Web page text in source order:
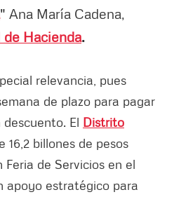
" Ana María Cadena,
Hacienda.
relevancia, pues
de plazo para pagar
El Distrito
16,2 billones de pesos
de Servicios en el
apoyo estratégico para